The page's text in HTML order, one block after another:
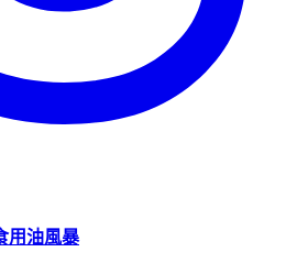
用油風暴